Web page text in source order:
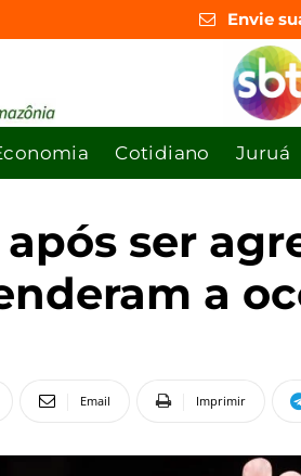
Envie
Cotidiano Juruá
após ser
a
Email Imprimir